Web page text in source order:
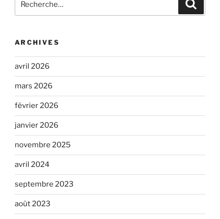
pour
ARCHIVES
avril 2026
mars 2026
février 2026
janvier 2026
novembre 2025
avril 2024
septembre 2023
août 2023